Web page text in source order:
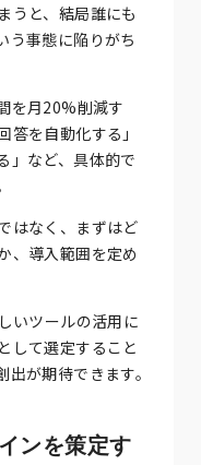
うと、結局誰にも
う事態に陥りがち
を月20%削減す
を自動化する」
」など、具体的で
はなく、まずはど
、導入範囲を定め
いツールの活用に
して選定すること
が期待できます。
ンを策定す